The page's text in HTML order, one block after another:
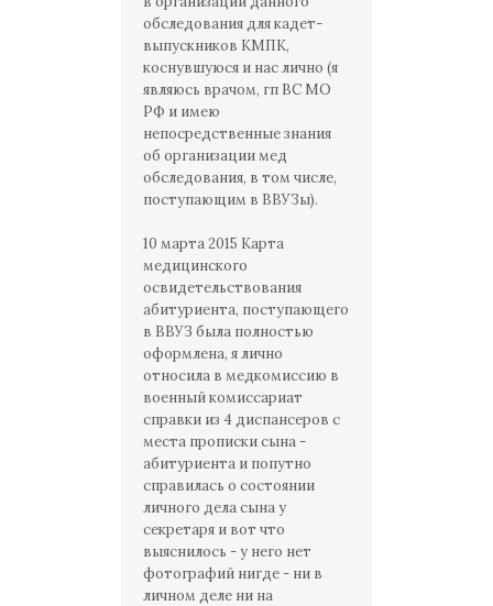
обследования для кадет-
выпускников КМПК,
коснувшуюся и нас лично (я
являюсь врачом, гп ВС МО
РФ и имею
непосредственные знания
об организации мед
обследования, в том числе,
поступающим в ВВУЗы).
10 марта 2015 Карта
медицинского
освидетельствования
абитуриента, поступающего
в ВВУЗ была полностью
оформлена, я лично
относила в медкомиссию в
военный комиссариат
справки из 4 диспансеров с
места прописки сына -
абитуриента и попутно
справилась о состоянии
личного дела сына у
секретаря и вот что
выяснилось - у него нет
фотографий нигде - ни в
личном деле ни на